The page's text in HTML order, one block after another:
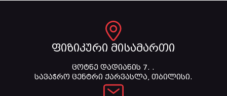
ფიზიკური მისამართი
ცოტნე დადიანის 7. .
სავაჭრო ცენტრი ქარვასლა, თბილისი.